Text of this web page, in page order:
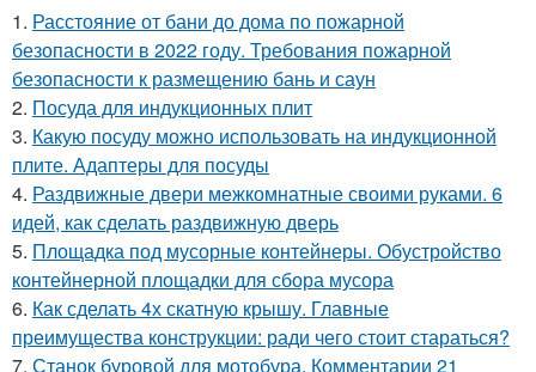
1. Расстояние от бани до дома по пожарной
безопасности в 2022 году. Требования пожарной
безопасности к размещению бань и саун
2. Посуда для индукционных плит
3. Какую посуду можно использовать на индукционной
плите. Адаптеры для посуды
4. Раздвижные двери межкомнатные своими руками. 6
идей, как сделать раздвижную дверь
5. Площадка под мусорные контейнеры. Обустройство
контейнерной площадки для сбора мусора
6. Как сделать 4х скатную крышу. Главные
преимущества конструкции: ради чего стоит стараться?
7. Станок буровой для мотобура. Комментарии 21